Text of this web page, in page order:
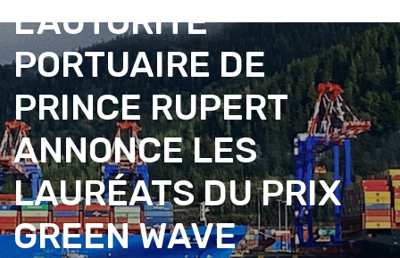
L’AUTORITÉ
PORTUAIRE DE
PRINCE RUPERT
ANNONCE LES
LAURÉATS DU PRIX
GREEN WAVE